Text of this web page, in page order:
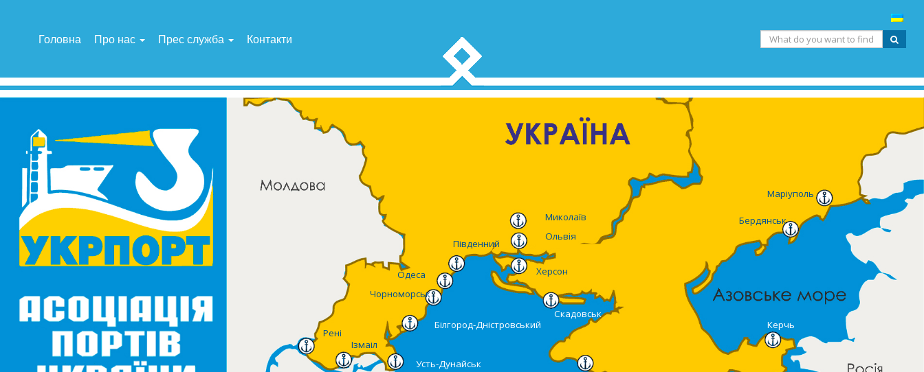
Головна Про нас Прес служба Контакти
Рені
Ізмаіл
Усть-Дунайськ
Білгород-Дністровський
Чорноморськ
Одеса
Південний
Миколаїв
Ольвія
Херсон
Керчь
Бердянськ
Маріуполь
Скадовськ